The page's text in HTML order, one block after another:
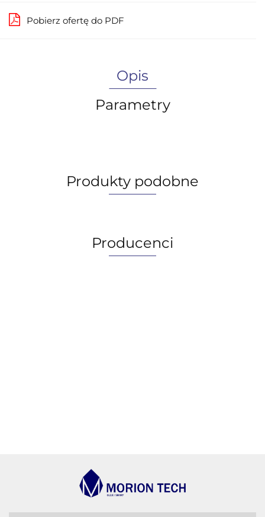
Pobierz ofertę do PDF
Opis
Parametry
Produkty podobne
Producenci